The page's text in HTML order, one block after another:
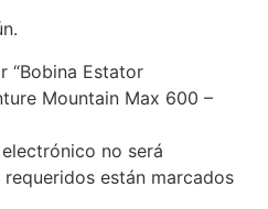
“Bobina Estator
Mountain Max 600 –
no será
requeridos están marcados